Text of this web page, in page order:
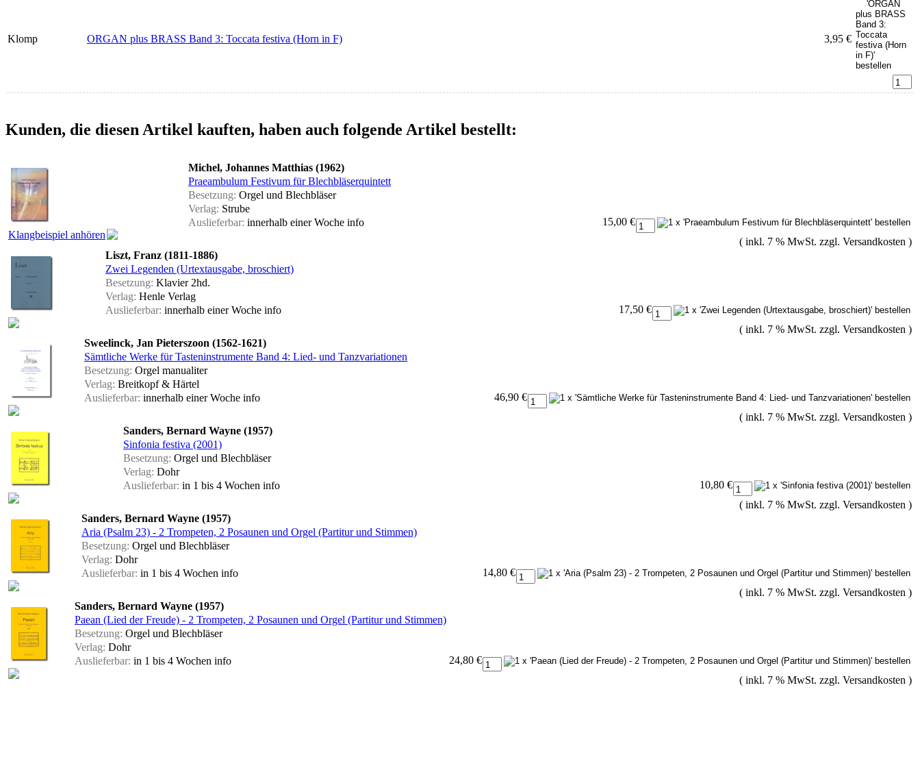
Klomp ORGAN plus BRASS Band 3: Toccata festiva (Horn in F) 3,95 €
Kunden, die diesen Artikel kauften, haben auch folgende Artikel bestellt:
Klangbeispiel anhören
Michel, Johannes Matthias (1962)
Praeambulum Festivum für Blechbläserquintett
Besetzung: Orgel und Blechbläser
Verlag: Strube
Auslieferbar: innerhalb einer Woche info
15,00 €
( inkl. 7 % MwSt. zzgl. Versandkosten )
Liszt, Franz (1811-1886)
Zwei Legenden (Urtextausgabe, broschiert)
Besetzung: Klavier 2hd.
Verlag: Henle Verlag
Auslieferbar: innerhalb einer Woche info
17,50 €
( inkl. 7 % MwSt. zzgl. Versandkosten )
Sweelinck, Jan Pieterszoon (1562-1621)
Sämtliche Werke für Tasteninstrumente Band 4: Lied- und Tanzvariationen
Besetzung: Orgel manualiter
Verlag: Breitkopf & Härtel
Auslieferbar: innerhalb einer Woche info
46,90 €
( inkl. 7 % MwSt. zzgl. Versandkosten )
Sanders, Bernard Wayne (1957)
Sinfonia festiva (2001)
Besetzung: Orgel und Blechbläser
Verlag: Dohr
Auslieferbar: in 1 bis 4 Wochen info
10,80 €
( inkl. 7 % MwSt. zzgl. Versandkosten )
Sanders, Bernard Wayne (1957)
Aria (Psalm 23) - 2 Trompeten, 2 Posaunen und Orgel (Partitur und Stimmen)
Besetzung: Orgel und Blechbläser
Verlag: Dohr
Auslieferbar: in 1 bis 4 Wochen info
14,80 €
( inkl. 7 % MwSt. zzgl. Versandkosten )
Sanders, Bernard Wayne (1957)
Paean (Lied der Freude) - 2 Trompeten, 2 Posaunen und Orgel (Partitur und Stimmen)
Besetzung: Orgel und Blechbläser
Verlag: Dohr
Auslieferbar: in 1 bis 4 Wochen info
24,80 €
( inkl. 7 % MwSt. zzgl. Versandkosten )